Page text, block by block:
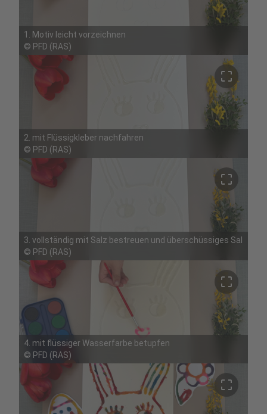
1. Motiv leicht vorzeichnen
© PFD (RAS)
crop_free
2. mit Flüssigkleber nachfahren
© PFD (RAS)
crop_free
3. vollständig mit Salz bestreuen und überschüssiges Salz
© PFD (RAS)
crop_free
4. mit flüssiger Wasserfarbe betupfen
© PFD (RAS)
crop_free